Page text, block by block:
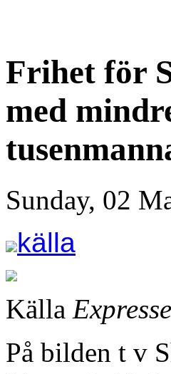
Frihet för
med
Sunday, 02
källa
Källa
På bilden t v